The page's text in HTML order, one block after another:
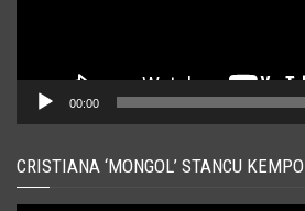
00:00
CRISTIANA ‘MONGOL’ STANCU KEMPO